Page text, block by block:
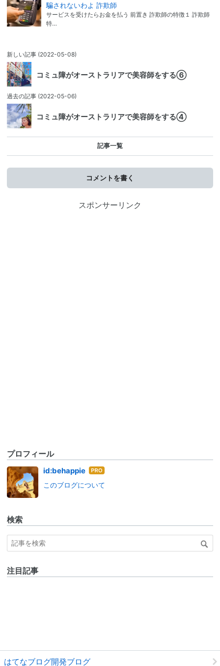
騙されないわよ 詐欺師
サービスを受けたらお金を払う 前置き 詐欺師の特徴１ 詐欺師
特…
新しい記事 (2022-05-08)
コミュ障がオーストラリアで美容師をする⑥
過去の記事 (2022-05-06)
コミュ障がオーストラリアで美容師をする④
記事一覧
コメントを書く
スポンサーリンク
プロフィール
id:behappie はて
ログ
このブログについて
検索
注目記事
はてなブログ開発ブログ